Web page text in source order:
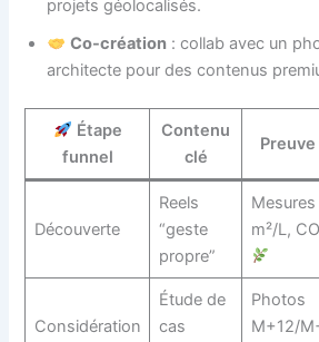
projets géolocalisés.
Co-création : collab avec un
architecte pour des contenus
Étape
funnel
Contenu
clé
Preuve
Découverte
Reels
“geste
propre”
Mesures
m²/L,
Considération
Étude de
cas
Photos
M+12/